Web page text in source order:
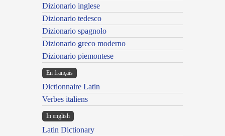
Dizionario inglese
Dizionario tedesco
Dizionario spagnolo
Dizionario greco moderno
Dizionario piemontese
En français
Dictionnaire Latin
Verbes italiens
In english
Latin Dictionary